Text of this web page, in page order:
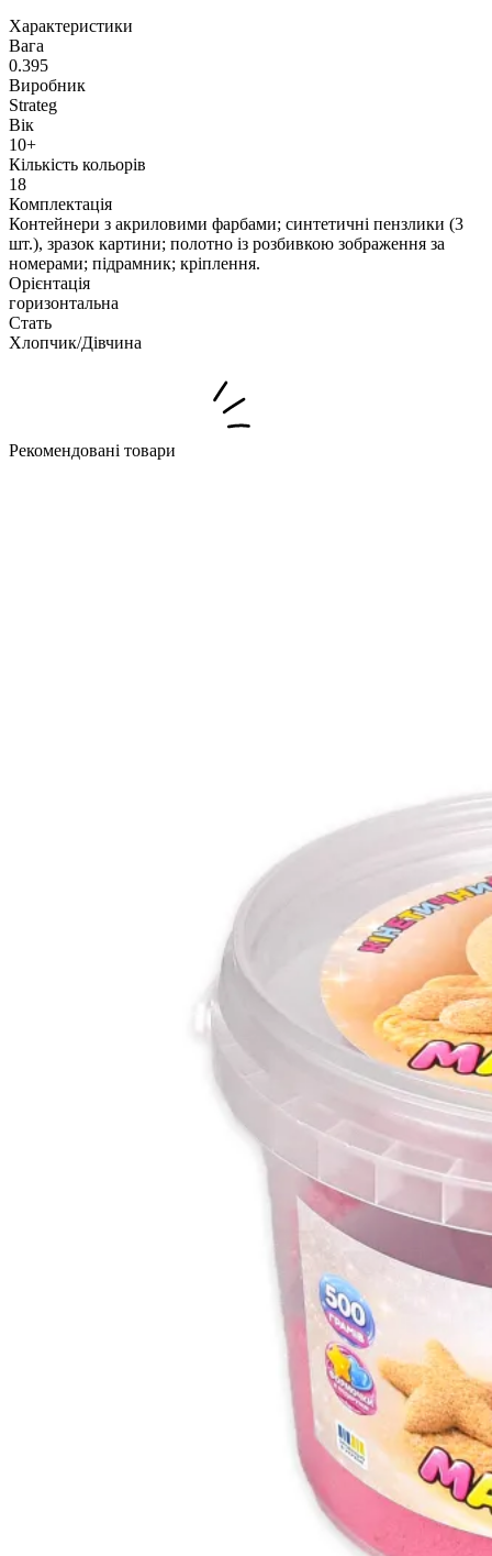
Характеристики
Вага
0.395
Виробник
Strateg
Вік
10+
Кількість кольорів
18
Комплектація
Контейнери з акриловими фарбами; синтетичні пензлики (3
шт.), зразок картини; полотно із розбивкою зображення за
номерами; підрамник; кріплення.
Орієнтація
горизонтальна
Стать
Хлопчик/Дiвчина
Рекомендовані товари